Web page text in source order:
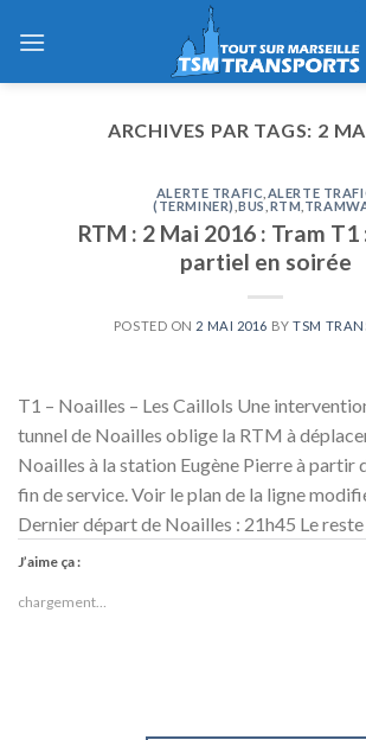
ARCHIVES PAR TAGS: 2
ALERTE TRAFIC ALERTE
(TERMINER) ,BUS RTM
RTM : 2 Mai 2016 : Tram T1
partiel en soirée
POSTED ON 2 MAI 2016 BYTSM
T1 – Noailles – Les Caillols Une
tunnel de Noailles oblige la RTM à
Noailles à la station Eugène Pierre à partir
fin de service. Voir le plan de la ligne
Dernier départ de Noailles : 21h45 Le
J’aime ça :
chargement…